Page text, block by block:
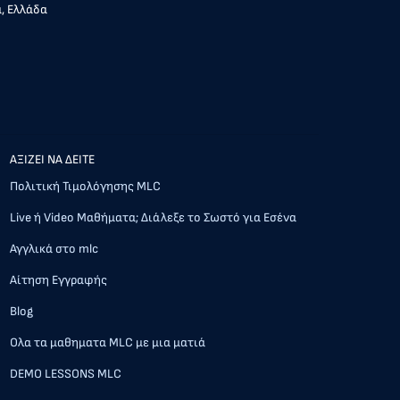
Ελλάδα
AΞΙΖΕΙ ΝΑ ΔΕΙΤΕ
Πολιτική Τιμολόγησης MLC
Live ή Video Μαθήματα; Διάλεξε το Σωστό για Εσένα
Αγγλικά στο mlc
Αίτηση Εγγραφής
Blog
Ολα τα μαθηματα MLC με μια ματιά
DEMO LESSONS MLC